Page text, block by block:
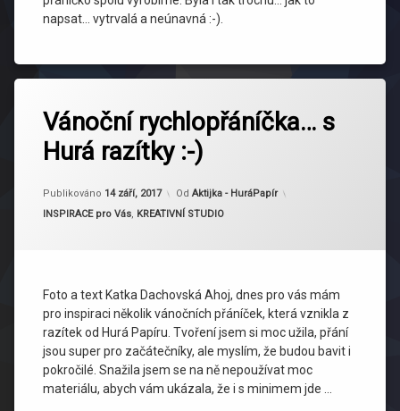
napsat… vytrvalá a neúnavná :-).
Vánoční rychlopřáníčka… s
Hurá razítky :-)
Publikováno 14 září, 2017
Aktualizováno 16 září, 2017
Od Aktijka - HuráPapír
Kategorie:
INSPIRACE pro Vás, KREATIVNÍ STUDIO
Foto a text Katka Dachovská Ahoj, dnes pro vás mám
pro inspiraci několik vánočních přáníček, která vznikla z
razítek od Hurá Papíru. Tvoření jsem si moc užila, přání
jsou super pro začátečníky, ale myslím, že budou bavit i
pokročilé. Snažila jsem se na ně nepoužívat moc
materiálu, abych vám ukázala, že i s minimem jde …